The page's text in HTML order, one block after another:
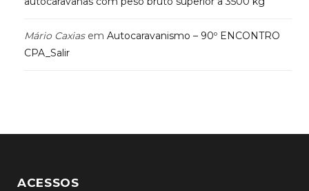
Mário Caxiasem Autocaravanismo – 90º ENCONTRO
CPA_Salir
ACESSOS